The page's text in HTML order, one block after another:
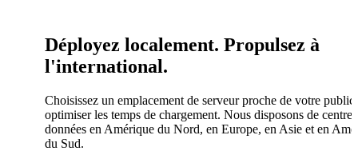
Déployez localement. Propulsez à
l'international.
Choisissez un emplacement de serveur proche de votre
optimiser les temps de chargement. Nous disposons de
données en Amérique du Nord, en Europe, en Asie et en
du Sud.